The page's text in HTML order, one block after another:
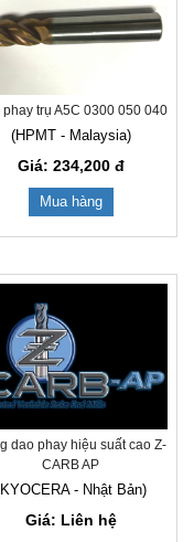
phay trụ A5C 0300 050 040
(HPMT - Malaysia)
Giá: 234,200đ
Mua hàng
dao phay hiệu suất cao Z-
CARB AP
- Nhật Bản)
Giá: Liên hệ